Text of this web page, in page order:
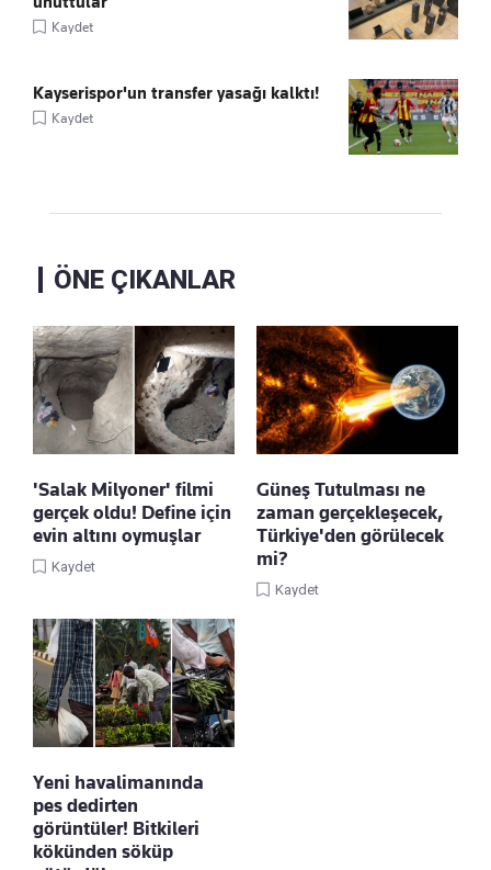
Kaydet
Kayserispor'un transfer yasağı kalktı!
Kaydet
ÖNE ÇIKANLAR
'Salak Milyoner' filmi
gerçek oldu! Define için
evin altını oymuşlar
Kaydet
Güneş Tutulması ne
zaman gerçekleşecek,
Türkiye'den görülecek
mi?
Kaydet
Yeni havalimanında
pes dedirten
görüntüler! Bitkileri
kökünden söküp